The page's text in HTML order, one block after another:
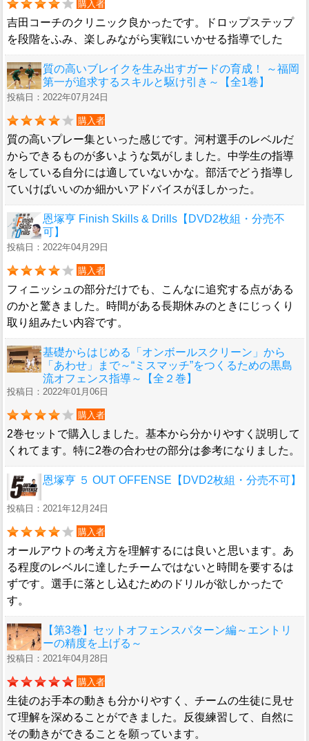
購入者
吉田コーチのクリニック良かったです。ドロップステップ
を段階をふみ、楽しみながら実戦にいかせる指導でした
質の高いブレイクを生み出すガードの育成！ ～福岡
第一が追求するスキルと駆け引き～【全1巻】
投稿日：2022年07月24日
購入者
質の高いプレー集といった感じです。河村選手のレベルだ
からできるものが多いような気がしました。中学生の指導
をしている自分には適していないかな。部活でどう指導し
ていけばいいのか細かいアドバイスがほしかった。
恩塚亨 Finish Skills & Drills【DVD2枚組・分売不
可】
投稿日：2022年04月29日
購入者
フィニッシュの部分だけでも、こんなに追究する点がある
のかと驚きました。時間がある長期休みのときにじっくり
取り組みたい内容です。
基礎からはじめる「オンボールスクリーン」から
「あわせ」まで～“ミスマッチ”をつくるための黒島
流オフェンス指導～【全２巻】
投稿日：2022年01月06日
購入者
2巻セットで購入しました。基本から分かりやすく説明して
くれてます。特に2巻の合わせの部分は参考になりました。
恩塚亨 ５ OUT OFFENSE【DVD2枚組・分売不可】
投稿日：2021年12月24日
購入者
オールアウトの考え方を理解するには良いと思います。あ
る程度のレベルに達したチームではないと時間を要するは
ずです。選手に落とし込むためのドリルが欲しかったで
す。
【第3巻】セットオフェンスパターン編～エントリ
ーの精度を上げる～
投稿日：2021年04月28日
購入者
生徒のお手本の動きも分かりやすく、チームの生徒に見せ
て理解を深めることができました。反復練習して、自然に
その動きができることを願っています。